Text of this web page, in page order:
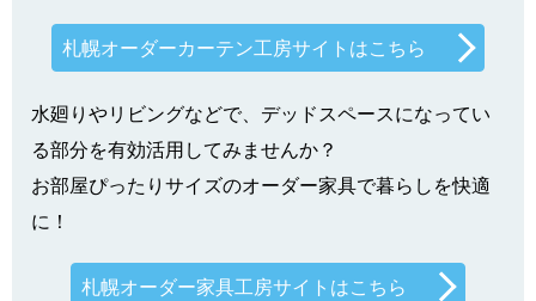
札幌オーダーカーテン工房サイトはこちら
水廻りやリビングなどで、デッドスペースになってい
る部分を有効活用してみませんか？
お部屋ぴったりサイズのオーダー家具で暮らしを快適
に！
札幌オーダー家具工房サイトはこちら